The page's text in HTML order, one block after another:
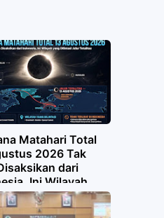
Matahari Total
2026 Tak
dari
Ini Wilayah
Jalur